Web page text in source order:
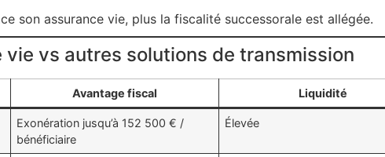
son assurance vie, plus la fiscalité successorale est allégée.
vs autres solutions de transmission
Avantage fiscal Liquidité
Exonération jusqu’à 152 500 € /
bénéficiaire
Élevée